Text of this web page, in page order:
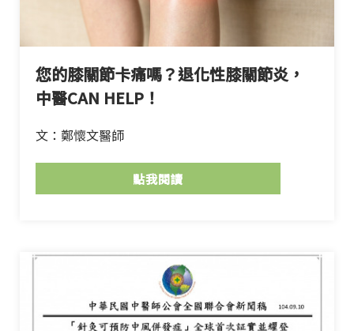
您的膝關節卡痛嗎？退化性膝關節炎，
中醫CAN HELP！
文：鄭懷文醫師
點我閱讀